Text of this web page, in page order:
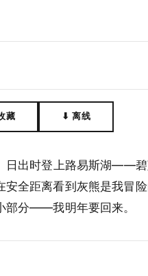
藏 ⬇ 离线
日出时登上路易斯湖——
全距离看到灰熊是我冒险
部分——我明年要回来。